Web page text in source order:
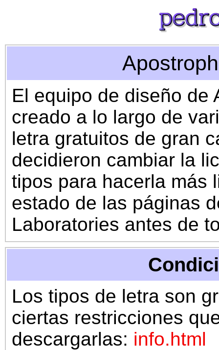
El equipo de diseño de
creado a lo largo de
letra gratuitos de gran
decidieron cambiar la
tipos para hacerla más
estado de las páginas
Laboratories antes de
Los tipos de letra son
ciertas restricciones
descargarlas: info.html